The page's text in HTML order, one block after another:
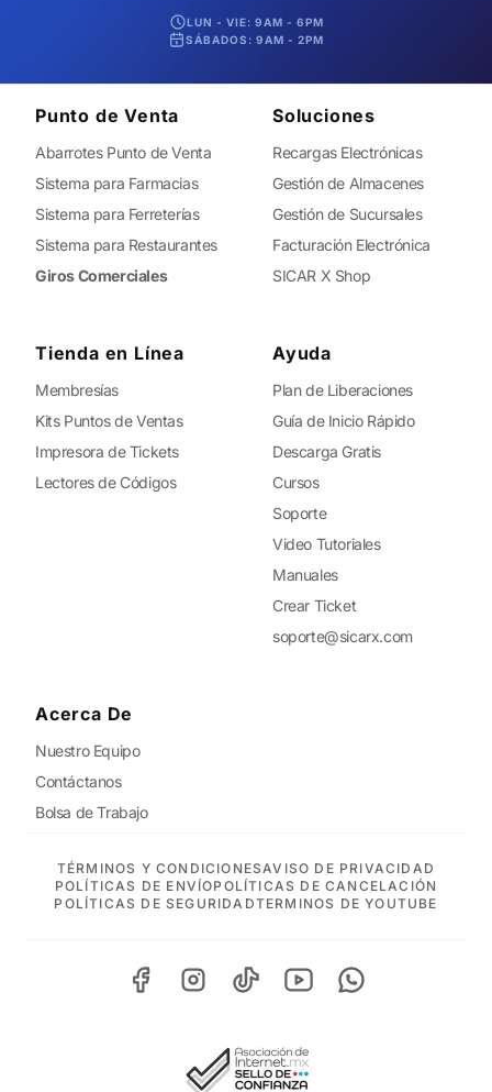
LUN - VIE: 9AM - 6PM
SÁBADOS: 9AM - 2PM
Punto de Venta
Abarrotes Punto de Venta
Sistema para Farmacias
Sistema para Ferreterías
Sistema para Restaurantes
Giros Comerciales
Soluciones
Recargas Electrónicas
Gestión de Almacenes
Gestión de Sucursales
Facturación Electrónica
SICAR X Shop
Tienda en Línea
Membresías
Kits Puntos de Ventas
Impresora de Tickets
Lectores de Códigos
Ayuda
Plan de Liberaciones
Guía de Inicio Rápido
Descarga Gratis
Cursos
Soporte
Video Tutoriales
Manuales
Crear Ticket
soporte@sicarx.com
Acerca De
Nuestro Equipo
Contáctanos
Bolsa de Trabajo
TÉRMINOS Y CONDICIONESAVISO DE PRIVACIDAD
POLÍTICAS DE ENVÍOPOLÍTICAS DE CANCELACIÓN
POLÍTICAS DE SEGURIDADTERMINOS DE YOUTUBE